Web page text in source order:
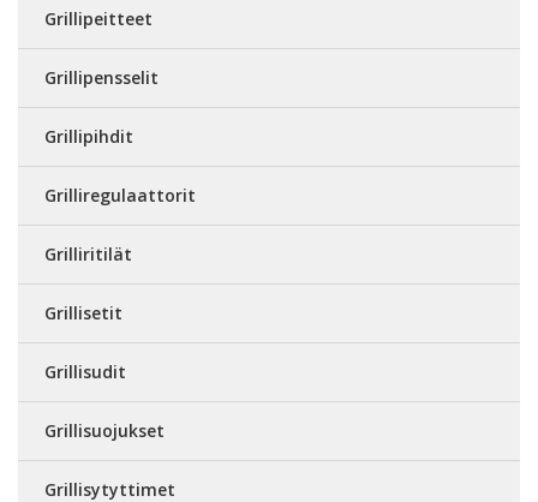
Grillipeitteet
Grillipensselit
Grillipihdit
Grilliregulaattorit
Grilliritilät
Grillisetit
Grillisudit
Grillisuojukset
Grillisytyttimet